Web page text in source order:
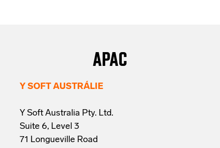
APAC
Y SOFT AUSTRÁLIE
Y Soft Australia Pty. Ltd.
Suite 6, Level 3
71 Longueville Road